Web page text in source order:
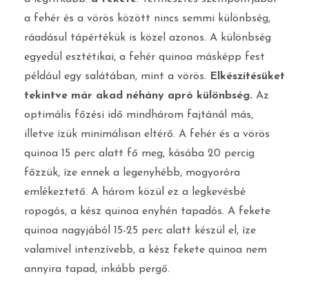
a fehér és a vörös között nincs semmi különbség,
ráadásul tápértékük is közel azonos. A különbség
egyedül esztétikai, a fehér quinoa másképp fest
például egy salátában, mint a vörös.
Elkészítésüket
tekintve már akad néhány apró különbség. Az
optimális főzési idő mindhárom fajtánál más,
illetve ízük minimálisan eltérő. A fehér és a vörös
quinoa 15 perc alatt fő meg, kásába 20 percig
főzzük, íze ennek a legenyhébb, mogyoróra
emlékeztető. A három közül ez a legkevésbé
ropogós, a kész quinoa enyhén tapadós. A fekete
quinoa nagyjából 15-25 perc alatt készül el, íze
valamivel intenzívebb, a kész fekete quinoa nem
annyira tapad, inkább pergő.